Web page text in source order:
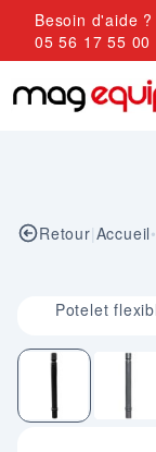
Allez au contenu
Besoin d'aide ?
05 56 17 55 00
Retour|Accueil•
Image 1 sur 10
Potelet